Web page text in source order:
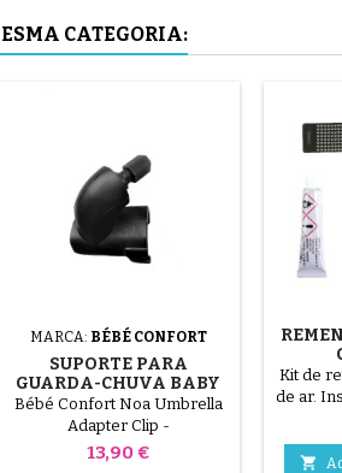
CATEGORIA:
MARCA: BÉBÉ CONFORT
SUPORTE PARA
GUARDA-CHUVA BABY
CONFORT NOA
STROLLER
Bébé Confort Noa Umbrella
Adapter Clip -
Preço
13,90 €
Kit de
de ar.
1/
